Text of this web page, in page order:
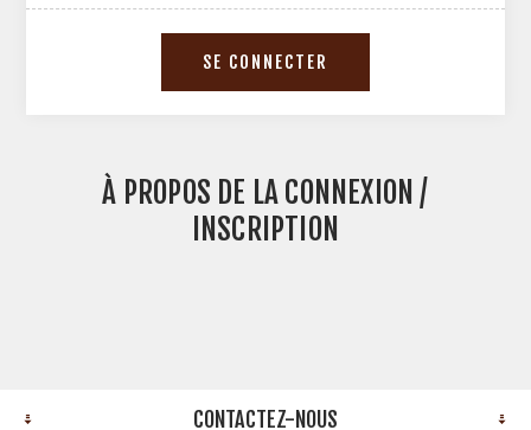
À PROPOS DE LA CONNEXION /
INSCRIPTION
CONTACTEZ-NOUS